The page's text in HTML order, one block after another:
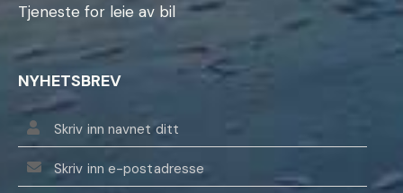
Tjeneste for leie av bil
NYHETSBREV